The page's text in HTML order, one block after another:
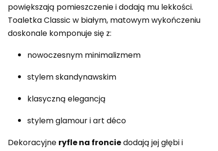
powiększają pomieszczenie i dodają mu lekkości.
Toaletka Classic w białym, matowym wykończeniu
doskonale komponuje się z:
nowoczesnym minimalizmem
stylem skandynawskim
klasyczną elegancją
stylem glamour i art déco
Dekoracyjne ryfle na fronciedodają jej głębi i